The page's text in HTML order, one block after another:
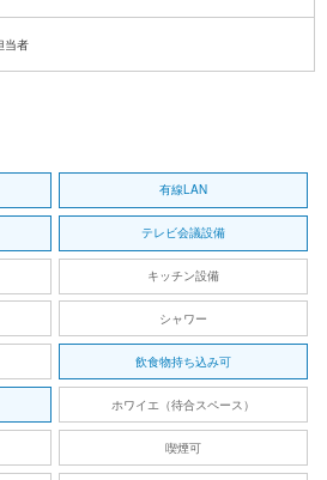
当者
有線LAN
テレビ会議設備
キッチン設備
シャワー
飲食物持ち込み可
ホワイエ（待合スペース）
喫煙可